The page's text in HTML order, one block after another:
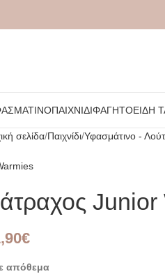
ΠΑΙΧΝΊΔΙΦΑΓΗΤΌΕΊΔΗ
σελίδα Παιχνίδι Υφασμάτινο -
€
απόθεμα